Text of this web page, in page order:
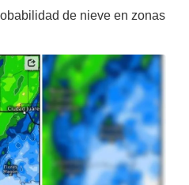
de nieve en zonas